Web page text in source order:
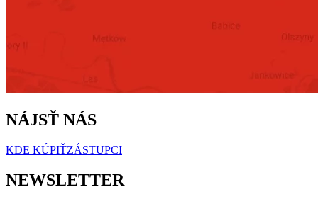
NÁJSŤ NÁS
KDE KÚPIŤZÁSTUPCI
NEWSLETTER